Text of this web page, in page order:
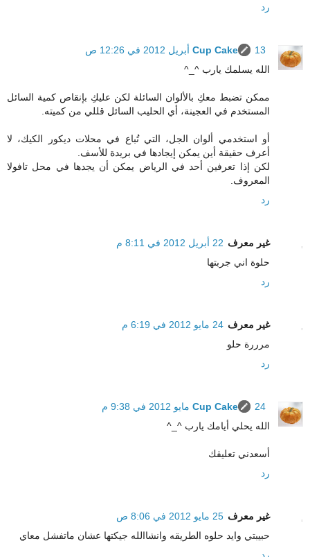
رد
Cup Cake
13 أبريل 2012 في 12:26 ص
الله يسلمك يارب ^_^
ممكن تضبط معكِ بالألوان السائلة لكن عليكِ بإنقاص كمية السائل
المستخدم في العجينة، أي الحليب السائل قللي من كميته.
أو استخدمي ألوان الجل، التي تُباع في محلات ديكور الكيك، لا
أعرف حقيقة أين يمكن إيجادها في بريدة للأسف.
لكن إذا تعرفين أحد في الرياض يمكن أن يجدها في محل تافولا
المعروف.
رد
غير معرف 22 أبريل 2012 في 8:11 م
حلوة اني جربتها
رد
غير معرف 24 مايو 2012 في 6:19 م
مرررة حلو
رد
Cup Cake
24 مايو 2012 في 9:38 م
الله يحلي أيامك يارب ^_^
أسعدني تعليقك
رد
غير معرف 25 مايو 2012 في 8:06 ص
حبيبتي وايد حلوه الطريقه وانشاالله جيكتها عشان ماتفشل معاي
رد